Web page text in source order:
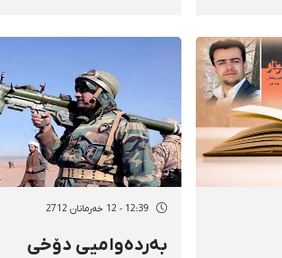
بەڕێوە چوو
12:39 - 12 خەرمانان 2712
بەردەوامیی دۆخی